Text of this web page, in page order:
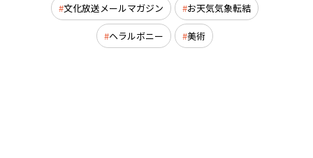
文化放送メールマガジン お天気気象転結
ヘラルボニー 美術